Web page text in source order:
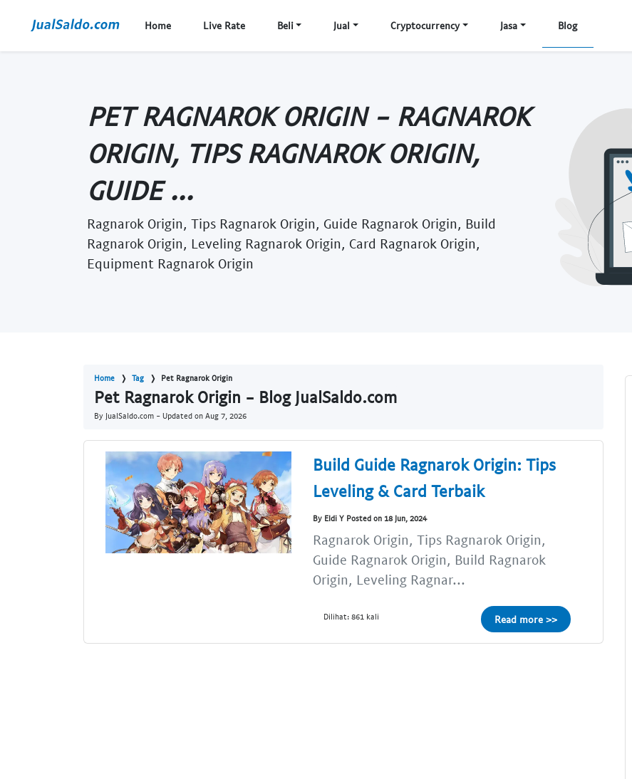
Home Live Rate Beli Jual Cryptocurrency Jasa Blog
PET RAGNAROK ORIGIN - RAGNAROK
ORIGIN, TIPS RAGNAROK ORIGIN,
GUIDE ...
Ragnarok Origin, Tips Ragnarok Origin, Guide Ragnarok Origin, Build
Ragnarok Origin, Leveling Ragnarok Origin, Card Ragnarok Origin,
Equipment Ragnarok Origin
Home Tag Pet Ragnarok Origin
Pet Ragnarok Origin - Blog JualSaldo.com
By JualSaldo.com - Updated on Aug 7, 2026
Build Guide Ragnarok Origin: Tips
Leveling & Card Terbaik
By Eldi Y Posted on 18 Jun, 2024
Ragnarok Origin, Tips Ragnarok Origin,
Guide Ragnarok Origin, Build Ragnarok
Origin, Leveling Ragnar...
Dilihat: 861 kali Read more >>